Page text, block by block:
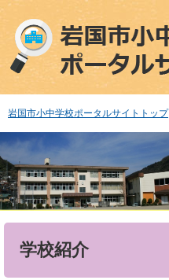
ペ
で
。
メ
ば
て
本
文
へ
岩国市小中学校ポータルサイトトップ
学校紹介